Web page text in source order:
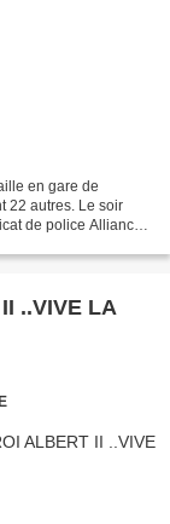
en gare de
22 autres. Le soir
de police Alliance,
..VIVE LA